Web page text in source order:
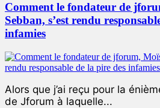
Comment le fondateur de
Sebban, s’est rendu
infamies
Alors que j’ai reçu pour la
de Jforum à laquelle...